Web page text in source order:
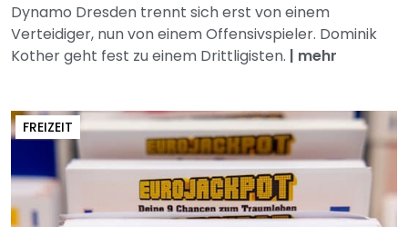
Dynamo Dresden trennt sich erst von einem
Verteidiger, nun von einem Offensivspieler. Dominik
Kother geht fest zu einem Drittligisten. | mehr
FREIZEIT